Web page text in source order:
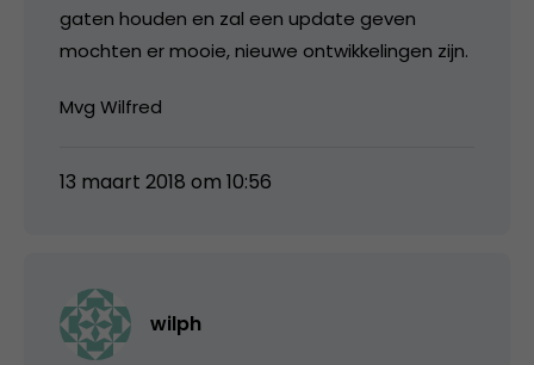
gaten houden en zal een update geven
mochten er mooie, nieuwe ontwikkelingen zijn.
Mvg Wilfred
13 maart 2018 om 10:56
wilph